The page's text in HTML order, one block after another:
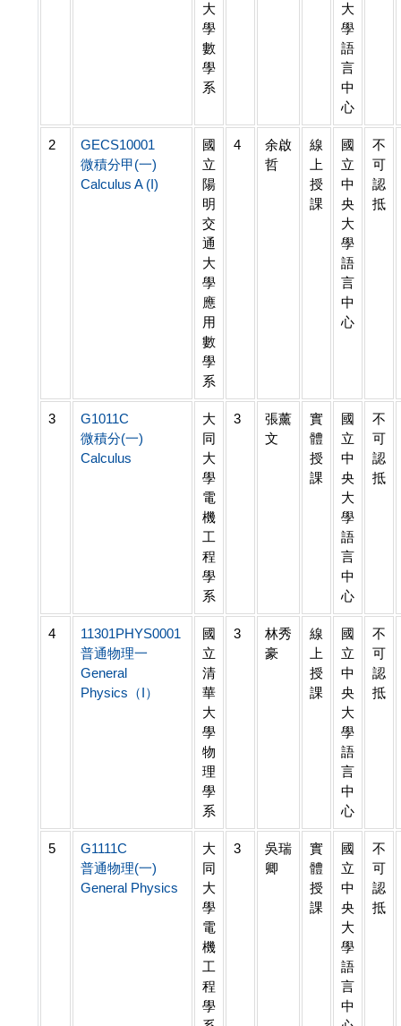
大
學
數
學
系
大
學
語
言
中
心
2
GECS10001
微積分甲(一)
Calculus A (I)
國
立
陽
明
交
通
大
學
應
用
數
學
系
4
余啟
哲
線
上
授
課
國
立
中
央
大
學
語
言
中
心
不
可
認
抵
3
G1011C
微積分(一)
Calculus
大
同
大
學
電
機
工
程
學
系
3
張薰
文
實
體
授
課
國
立
中
央
大
學
語
言
中
心
不
可
認
抵
4
11301PHYS0001
普通物理一
General
Physics（I）
國
立
清
華
大
學
物
理
學
系
3
林秀
豪
線
上
授
課
國
立
中
央
大
學
語
言
中
心
不
可
認
抵
5
G1111C
普通物理(一)
General Physics
大
同
大
學
電
機
工
程
學
3
吳瑞
卿
實
體
授
課
國
立
中
央
大
學
語
言
中
不
可
認
抵